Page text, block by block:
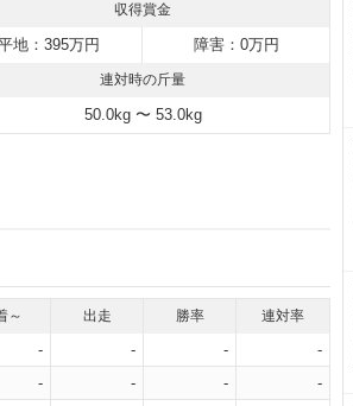
収得賞金
地：395万円 障害：0万円
連対時の斤量
50.0kg 〜 53.0kg
～ 出走 勝率 連対率
- - -
-
- - -
-